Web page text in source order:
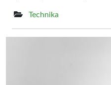
Technika